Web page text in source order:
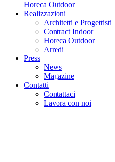
Horeca Outdoor
Realizzazioni
Architetti e Progettisti
Contract Indoor
Horeca Outdoor
Arredi
Press
News
Magazine
Contatti
Contattaci
Lavora con noi